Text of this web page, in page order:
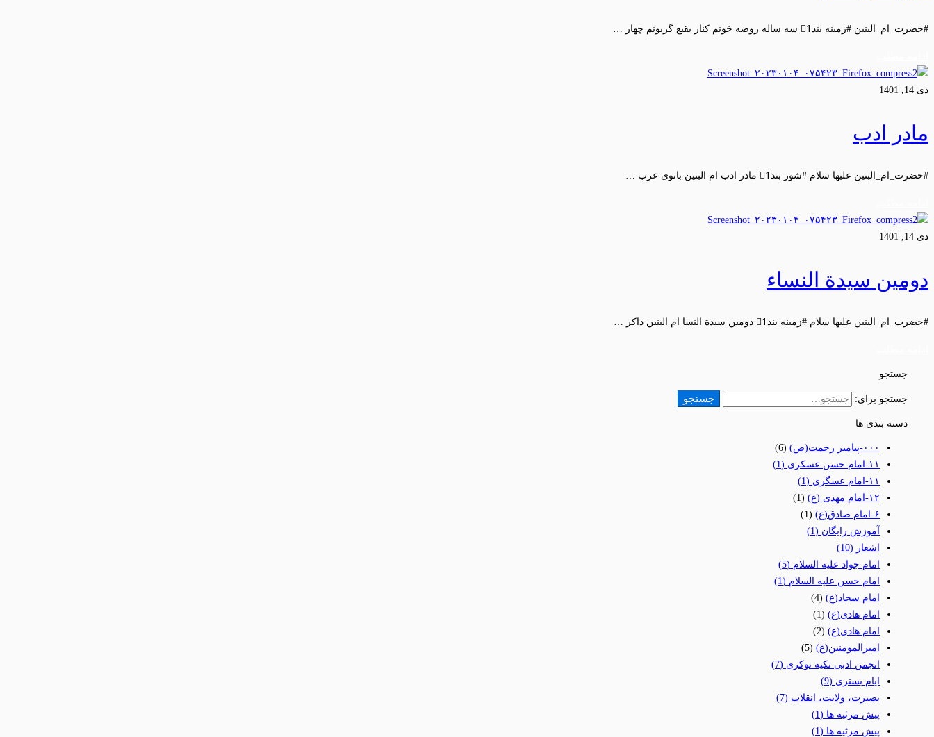
#حضرت_ام_البنین #زمینه بند1⃣ سه ساله روضه خونم کنار بقیع گریونم چهار …
دی 14, 1401
مادر ادب
#حضرت_ام_البنین علیها سلام #شور بند1⃣ مادر ادب ام البنین بانوی عرب …
دی 14, 1401
دومین سیدة النساء
#حضرت_ام_البنین علیها سلام #زمینه بند1⃣ دومین سیدة النسا ام البنین ذاکر …
جستجو
جستجو برای: جستجو
دسته بندی ها
٠٠٠-پیامبر رحمت(ص)
(6)
١١-امام حسن عسکری
(1)
١١-امام عسگری
(1)
١٢-امام مهدی (ع)
(1)
۶-امام صادق(ع)
(1)
آموزش رایگان (1)
اشعار (10)
امام جواد علیه السلام (5)
امام حسن علیه السلام (1)
امام سجاد(ع) (4)
امام هادی(ع) (1)
امام هادی(ع) (2)
امیرالمومنین(ع) (5)
انجمن ادبی تکیه نوکری (7)
ایام بستری (9)
بصیرت، ولایت، انقلاب (7)
پیش مرثیه ها (1)
پیش مرثیه ها (1)